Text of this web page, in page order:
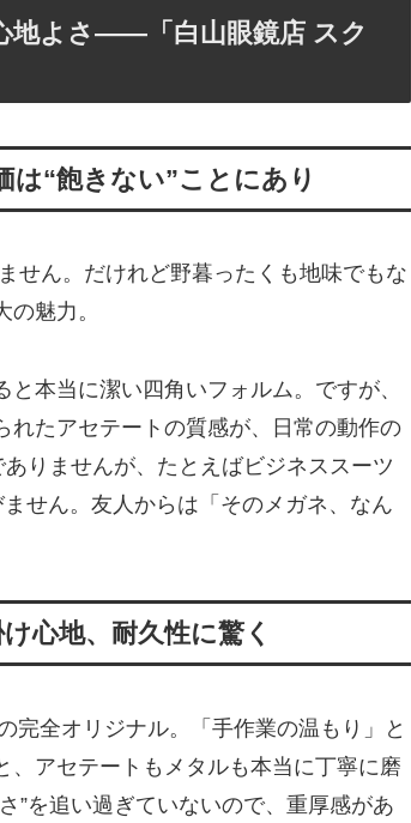
地よさ――「白山眼鏡店 スク
“飽きない”ことにあり
せん。だけれど野暮ったくも地味でもな
魅力。
本当に潔い四角いフォルム。ですが、
れたアセテートの質感が、日常の動作の
りませんが、たとえばビジネススーツ
せん。友人からは「そのメガネ、なん
心地、耐久性に驚く
完全オリジナル。「手作業の温もり」と
、アセテートもメタルも本当に丁寧に磨
”を追い過ぎていないので、重厚感があ